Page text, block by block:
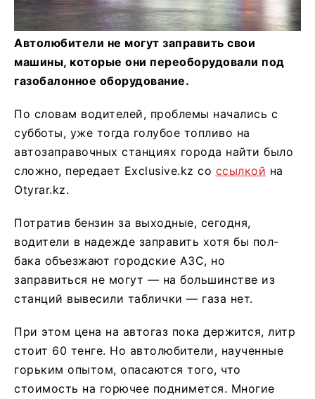
Автолюбители не могут заправить свои
машины, которые они переоборудовали под
газобалонное оборудование.
По словам водителей, проблемы начались с
субботы, уже тогда голубое топливо на
автозаправочных станциях города найти было
сложно, передает Exclusive.kz со ссылкой на
Otyrar.kz.
Потратив бензин за выходные, сегодня,
водители в надежде заправить хотя бы пол-
бака объезжают городские АЗС, но
заправиться не могут — на большинстве из
станций вывесили таблички — газа нет.
При этом цена на автогаз пока держится, литр
стоит 60 тенге. Но автолюбители, наученные
горьким опытом, опасаются того, что
стоимость на горючее поднимется. Многие